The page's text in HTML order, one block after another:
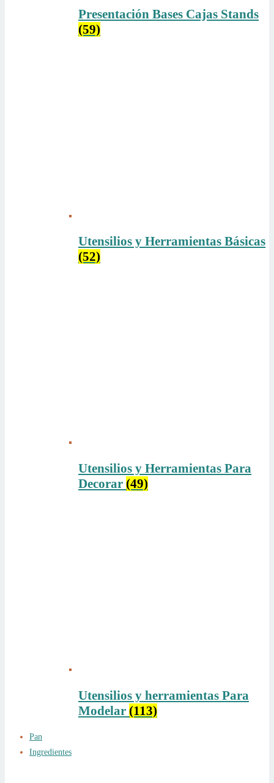
Presentación Bases Cajas Stands
(59)
Utensilios y Herramientas Básicas
(52)
Utensilios y Herramientas Para
Decorar (49)
Utensilios y herramientas Para
Modelar (113)
Pan
Ingredientes